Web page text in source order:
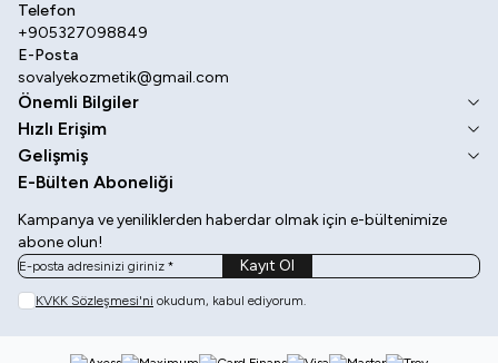
Telefon
+905327098849
E-Posta
sovalyekozmetik@gmail.com
Önemli Bilgiler
Hızlı Erişim
Gelişmiş
E-Bülten Aboneliği
Kampanya ve yeniliklerden haberdar olmak için e-bültenimize
abone olun!
Kayıt Ol
KVKK Sözleşmesi'ni okudum, kabul ediyorum.